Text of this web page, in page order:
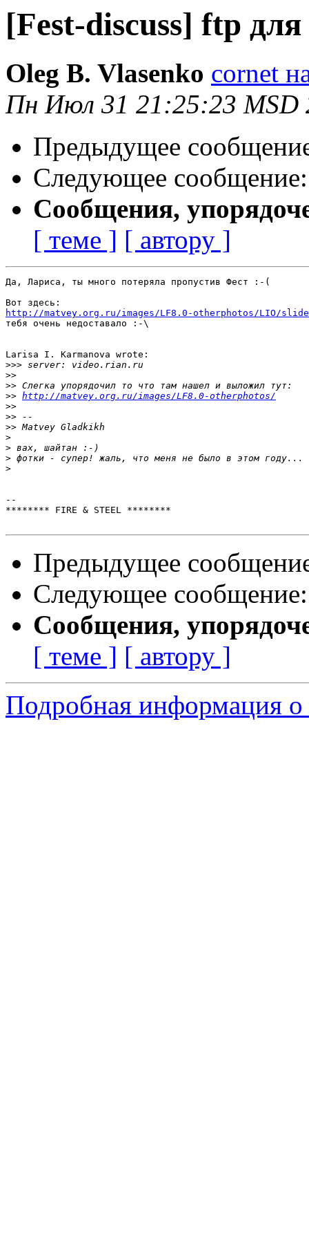
[Fest-discuss] ftp
Oleg B. Vlasenko cornet
Пн Июл 31 21:25:23 MSD
Предыдущее
Следующее
Сообщения,
[ теме ] [ автору ]
Да, Лариса, ты много потеряла пропустив Фест :-(
http://matvey.org.ru/images/LF8.0-otherphotos/LIO/
тебя очень недоставало :-\
Larisa I. Karmanova wrote:
>>>
>>
>>
>> http://matvey.org.ru/images/LF8.0-otherphotos/
>>
>>
>>
>
>
>
>
--
******** FIRE & STEEL ********
Предыдущее
Следующее
Сообщения,
[ теме ] [ автору ]
Подробная информация о